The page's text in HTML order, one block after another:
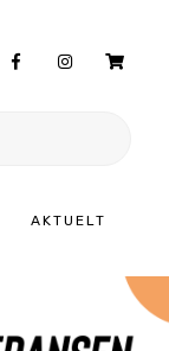
AKTUELT